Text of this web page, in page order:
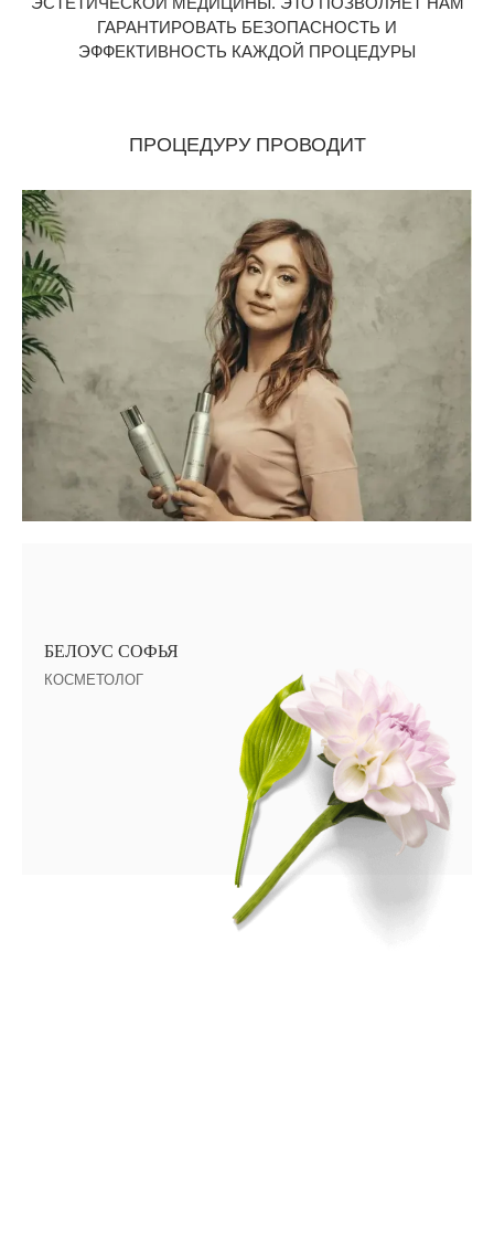
ГАРАНТИРОВАТЬ БЕЗОПАСНОСТЬ И
ЭФФЕКТИВНОСТЬ КАЖДОЙ ПРОЦЕДУРЫ
ПРОЦЕДУРУ ПРОВОДИТ
БЕЛОУС СОФЬЯ
КОСМЕТОЛОГ